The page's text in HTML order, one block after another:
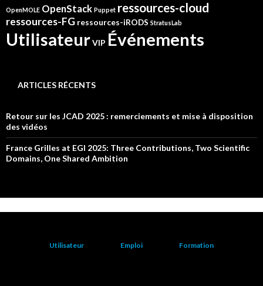
OpenMOLE OpenStack Puppet ressources-cloud
ressources-FG ressources-iRODS StratusLab
UtilisateurVIP Événements
ARTICLES RÉCENTS
Retour sur les JCAD 2025 : remerciements et mise à disposition
des vidéos
France Grilles at EGI 2025: Three Contributions, Two Scientific
Domains, One Shared Ambition
Utilisateur Emploi Formation